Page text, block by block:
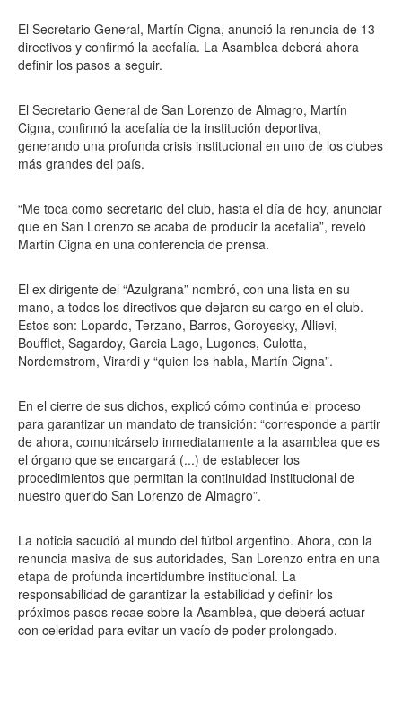
El Secretario General, Martín Cigna, anunció la renuncia de 13
directivos y confirmó la acefalía. La Asamblea deberá ahora
definir los pasos a seguir.
El Secretario General de San Lorenzo de Almagro, Martín
Cigna, confirmó la acefalía de la institución deportiva,
generando una profunda crisis institucional en uno de los clubes
más grandes del país.
“Me toca como secretario del club, hasta el día de hoy, anunciar
que en San Lorenzo se acaba de producir la acefalía”, reveló
Martín Cigna en una conferencia de prensa.
El ex dirigente del “Azulgrana” nombró, con una lista en su
mano, a todos los directivos que dejaron su cargo en el club.
Estos son: Lopardo, Terzano, Barros, Goroyesky, Allievi,
Boufflet, Sagardoy, Garcia Lago, Lugones, Culotta,
Nordemstrom, Virardi y “quien les habla, Martín Cigna”.
En el cierre de sus dichos, explicó cómo continúa el proceso
para garantizar un mandato de transición: “corresponde a partir
de ahora, comunicárselo inmediatamente a la asamblea que es
el órgano que se encargará (...) de establecer los
procedimientos que permitan la continuidad institucional de
nuestro querido San Lorenzo de Almagro”.
La noticia sacudió al mundo del fútbol argentino. Ahora, con la
renuncia masiva de sus autoridades, San Lorenzo entra en una
etapa de profunda incertidumbre institucional. La
responsabilidad de garantizar la estabilidad y definir los
próximos pasos recae sobre la Asamblea, que deberá actuar
con celeridad para evitar un vacío de poder prolongado.